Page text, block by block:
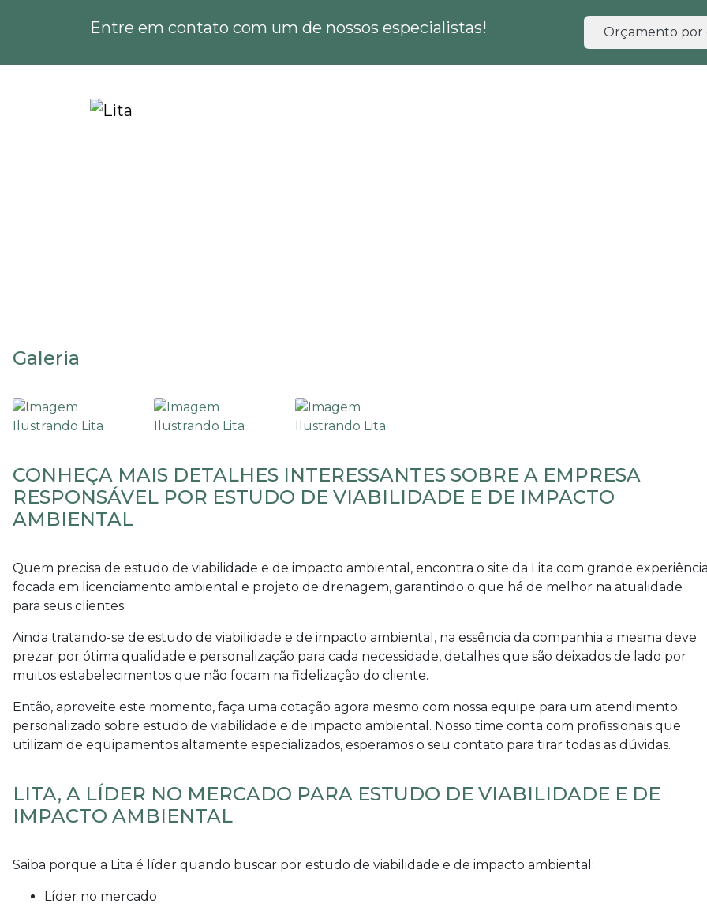
Entre em contato com um de nossos especialistas! Orçamento por
Galeria
CONHEÇA MAIS DETALHES INTERESSANTES SOBRE A EMPRESA
RESPONSÁVEL POR ESTUDO DE VIABILIDADE E DE IMPACTO
AMBIENTAL
Quem precisa de estudo de viabilidade e de impacto ambiental , encontra o site da Lita com grande
focada em licenciamento ambiental e projeto de drenagem, garantindo o que há de melhor na atualidade
para seus clientes.
Ainda tratando-se de estudo de viabilidade e de impacto ambiental , na essência da companhia a mesma deve
prezar por ótima qualidade e personalização para cada necessidade, detalhes que são deixados de lado por
muitos estabelecimentos que não focam na fidelização do cliente.
Então, aproveite este momento, faça uma cotação agora mesmo com nossa equipe para um atendimento
personalizado sobre estudo de viabilidade e de impacto ambiental . Nosso time conta com profissionais que
utilizam de equipamentos altamente especializados, esperamos o seu contato para tirar todas as dúvidas.
LITA, A LÍDER NO MERCADO PARA ESTUDO DE VIABILIDADE E DE
IMPACTO AMBIENTAL
Saiba porque a Lita é líder quando buscar por estudo de viabilidade e de impacto ambiental :
líder no mercado